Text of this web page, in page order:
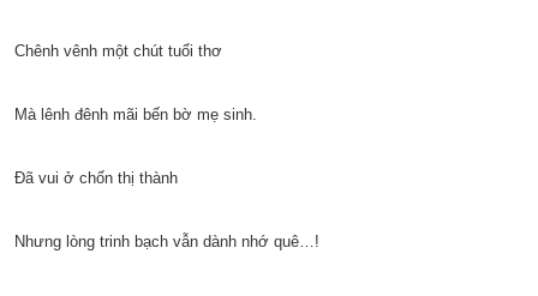
Chênh vênh một chút tuổi thơ
Mà lênh đênh mãi bến bờ mẹ sinh.
Đã vui ở chốn thị thành
Nhưng lòng trinh bạch vẫn dành nhớ quê…!